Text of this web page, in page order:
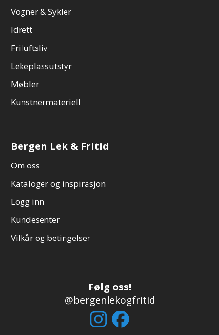
Vogner & Sykler
Idrett
Friluftsliv
Lekeplassutstyr
Møbler
Kunstnermateriell
Bergen Lek & Fritid
Om oss
Kataloger og inspirasjon
Logg inn
Kundesenter
Vilkår og betingelser
Følg oss!
@bergenlekogfritid